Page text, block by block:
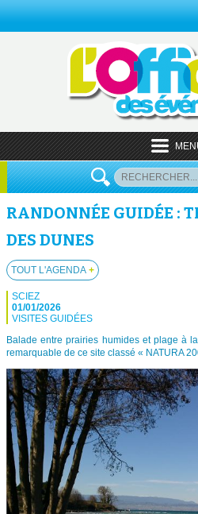
RANDONNÉE GUIDÉE :
DES DUNES
TOUT L'AGENDA +
SCIEZ
01/01/2026
VISITES GUIDÉES
Balade entre prairies humides et plage à
remarquable de ce site classé « NATURA